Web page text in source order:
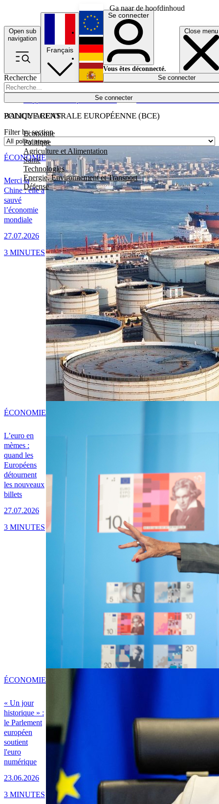
Ga naar de hoofdinhoud
Open sub
navigation
Close menu
Recherche
Se connecter
POLICY AREAS
Economie
Politique
Agriculture et Alimentation
Santé
Technologies
Energie, Environnement et Transport
Défense
Économie
Français
English
Deutsch
Español
Se connecter
Vous êtes déconnecté.
Se connecter
BANQUE CENTRALE EUROPÉENNE (BCE)
Filter by section
Merci la
Chine : elle a
sauvé
l’économie
mondiale
27.07.2026
ÉCONOMIE
3 MINUTES
L’euro en
mèmes :
quand les
Européens
détournent
les nouveaux
billets
27.07.2026
ÉCONOMIE
3 MINUTES
« Un jour
historique » :
le Parlement
européen
soutient
l'euro
numérique
23.06.2026
ÉCONOMIE
3 MINUTES